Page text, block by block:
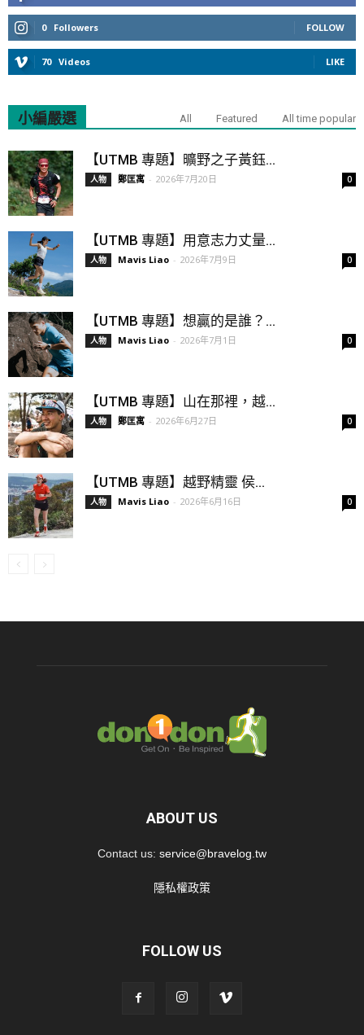
0 Followers FOLLOW
70 Videos LIKE
小編嚴選 All Featured All time popular
【UTMB 專題】曠野之子黃鈺...
人物 鄭匡寓 - 2026年7月20日 0
【UTMB 專題】用意志力丈量...
人物 Mavis Liao - 2026年7月9日 0
【UTMB 專題】想贏的是誰？...
人物 Mavis Liao - 2026年7月1日 0
【UTMB 專題】山在那裡，越...
人物 鄭匡寓 - 2026年6月27日 0
【UTMB 專題】越野精靈 侯...
人物 Mavis Liao - 2026年6月16日 0
ABOUT US
Contact us: service@bravelog.tw
隱私權政策
FOLLOW US